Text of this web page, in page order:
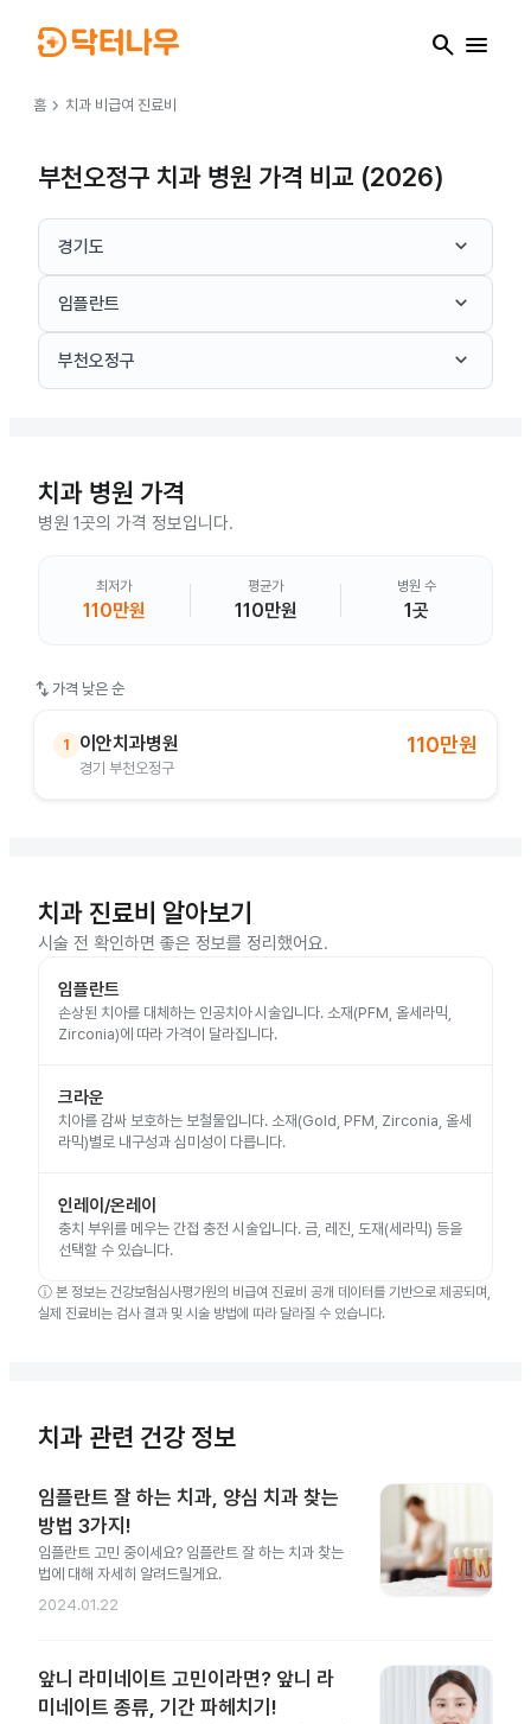
search menu
홈 chevron_right 치과 비급여 진료비
부천오정구 치과 병원 가격 비교 (2026)
경기도 keyboard_arrow_down
임플란트 keyboard_arrow_down
부천오정구 keyboard_arrow_down
치과 병원 가격
병원 1곳의 가격 정보입니다.
최저가
110만원
평균가
110만원
병원 수
1곳
swap_vert 가격 낮은 순
1 이안치과병원
경기 부천오정구
110만원
치과 진료비 알아보기
시술 전 확인하면 좋은 정보를 정리했어요.
임플란트
손상된 치아를 대체하는 인공치아 시술입니다. 소재(PFM, 올세라믹,
Zirconia)에 따라 가격이 달라집니다.
크라운
치아를 감싸 보호하는 보철물입니다. 소재(Gold, PFM, Zirconia, 올세
라믹)별로 내구성과 심미성이 다릅니다.
인레이/온레이
충치 부위를 메우는 간접 충전 시술입니다. 금, 레진, 도재(세라믹) 등을
선택할 수 있습니다.
ⓘ 본 정보는 건강보험심사평가원의 비급여 진료비 공개 데이터를 기반으로 제공되며,
실제 진료비는 검사 결과 및 시술 방법에 따라 달라질 수 있습니다.
치과 관련 건강 정보
임플란트 잘 하는 치과, 양심 치과 찾는
방법 3가지!
임플란트 고민 중이세요? 임플란트 잘 하는 치과 찾는
법에 대해 자세히 알려드릴게요.
2024.01.22
앞니 라미네이트 고민이라면? 앞니 라
미네이트 종류, 기간 파헤치기!